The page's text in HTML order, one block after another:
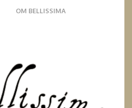
OM BELLISSIMA